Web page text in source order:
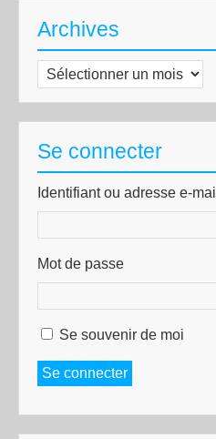
Archives
Archives
Se connecter
Identifiant ou adresse e-mail
Mot de passe
Se souvenir de moi
Se connecter